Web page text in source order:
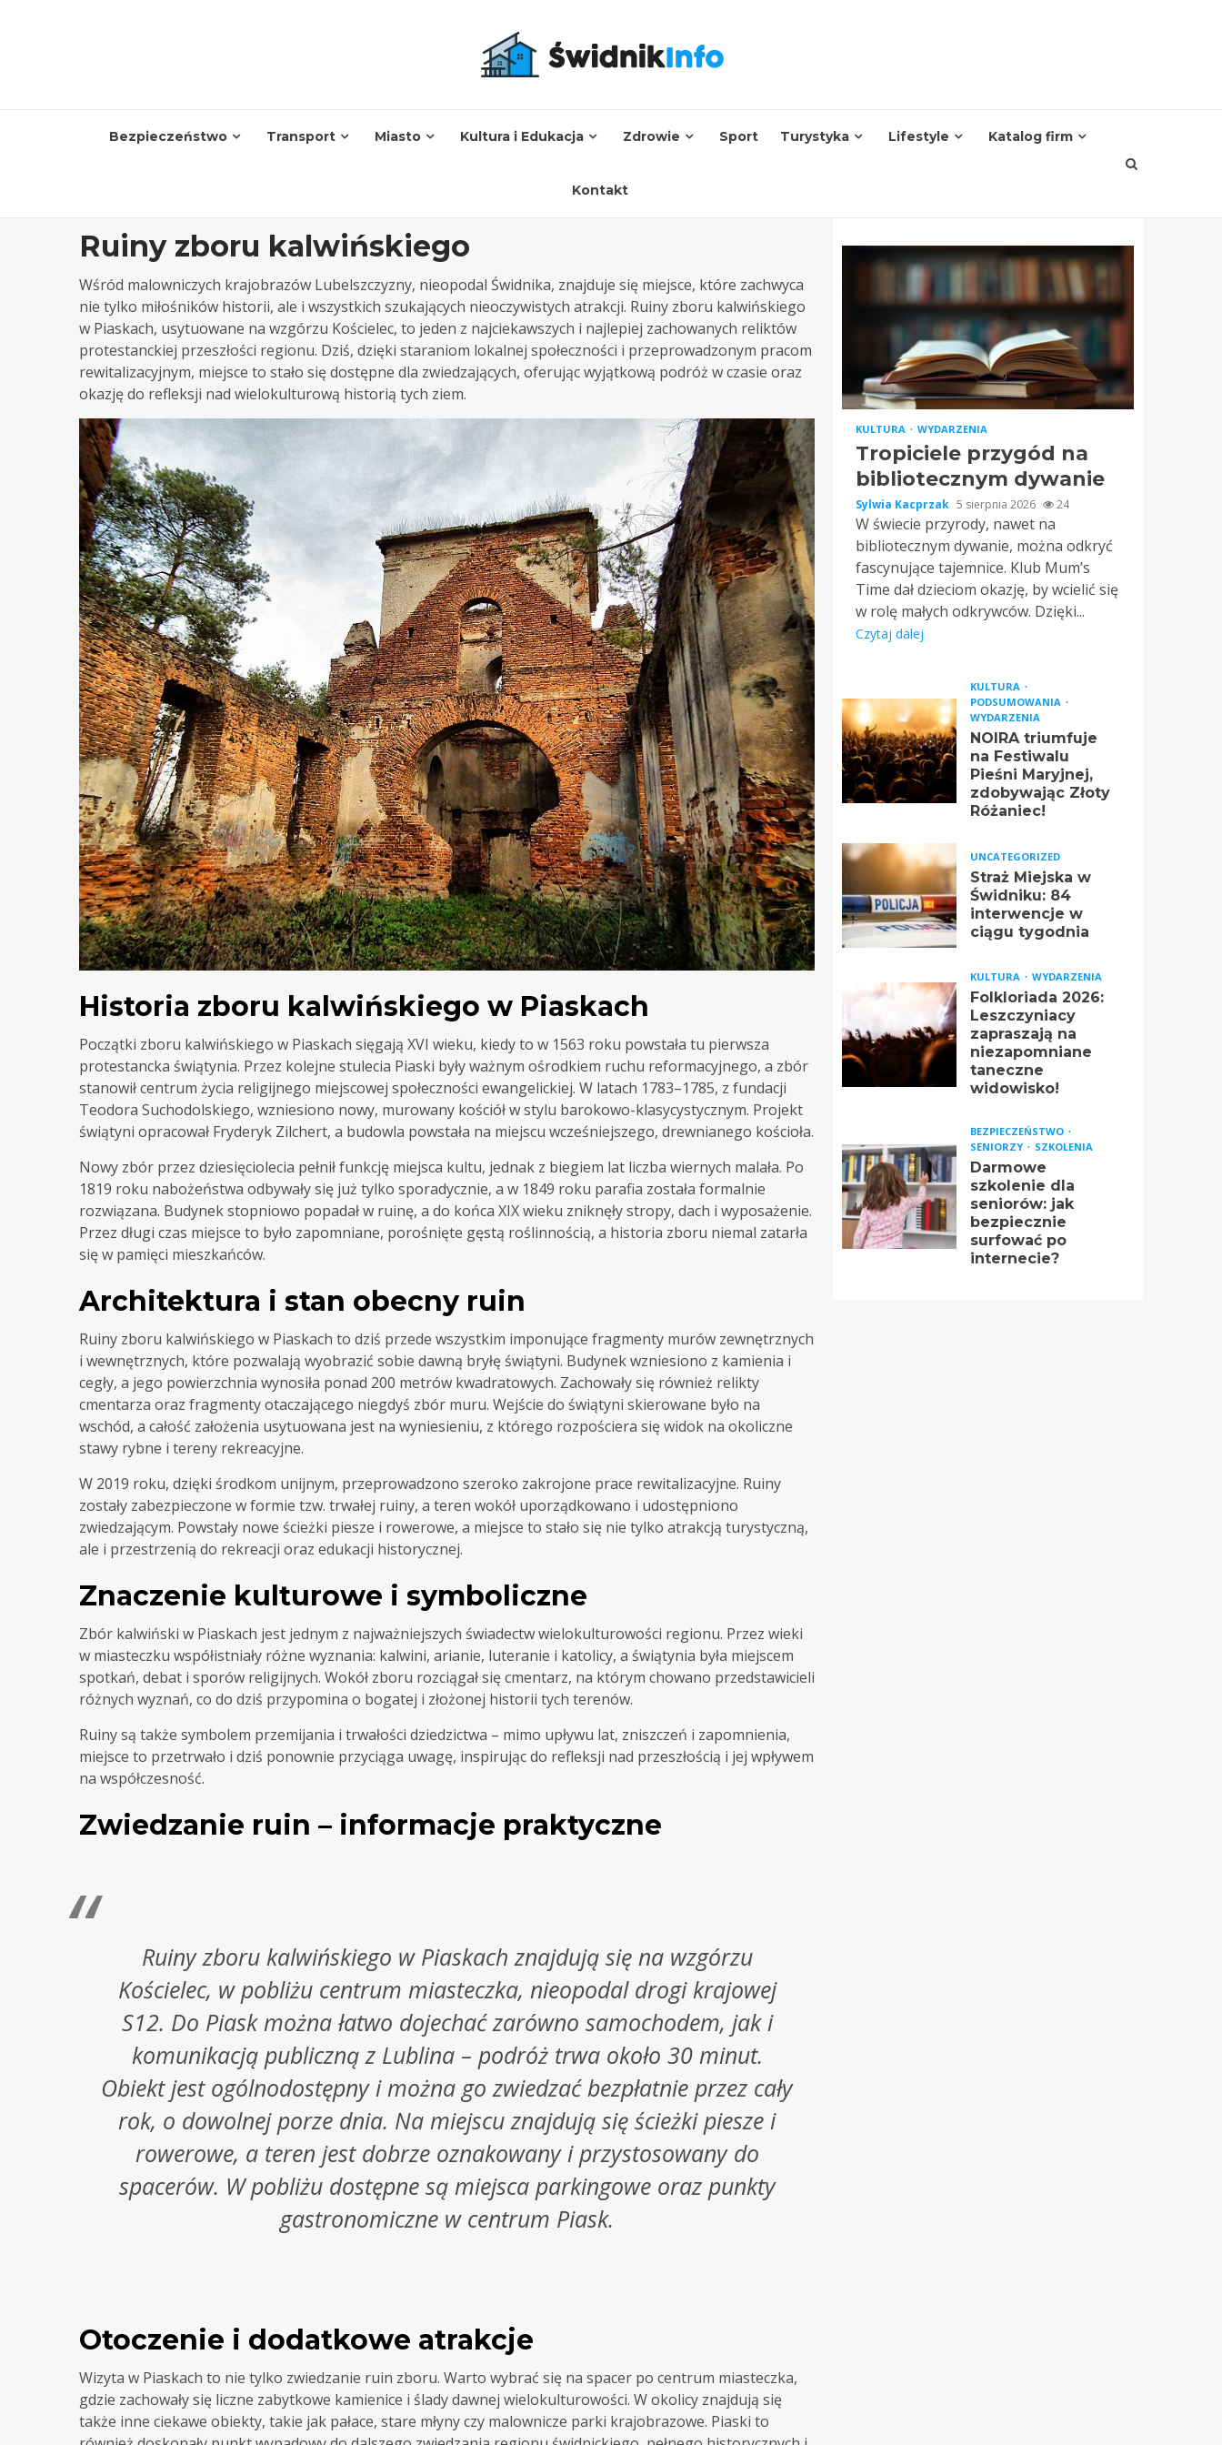
Bezpieczeństwo Transport Miasto Kultura i Edukacja Zdrowie Sport Turystyka Lifestyle Katalog firm
Kontakt
Ruiny zboru kalwińskiego
Wśród malowniczych krajobrazów Lubelszczyzny, nieopodal Świdnika, znajduje się miejsce, które zachwyca
nie tylko miłośników historii, ale i wszystkich szukających nieoczywistych atrakcji. Ruiny zboru kalwińskiego
w Piaskach, usytuowane na wzgórzu Kościelec, to jeden z najciekawszych i najlepiej zachowanych reliktów
protestanckiej przeszłości regionu. Dziś, dzięki staraniom lokalnej społeczności i przeprowadzonym pracom
rewitalizacyjnym, miejsce to stało się dostępne dla zwiedzających, oferując wyjątkową podróż w czasie oraz
okazję do refleksji nad wielokulturową historią tych ziem.
Historia zboru kalwińskiego w Piaskach
Początki zboru kalwińskiego w Piaskach sięgają XVI wieku, kiedy to w 1563 roku powstała tu pierwsza
protestancka świątynia. Przez kolejne stulecia Piaski były ważnym ośrodkiem ruchu reformacyjnego, a zbór
stanowił centrum życia religijnego miejscowej społeczności ewangelickiej. W latach 1783–1785, z fundacji
Teodora Suchodolskiego, wzniesiono nowy, murowany kościół w stylu barokowo-klasycystycznym. Projekt
świątyni opracował Fryderyk Zilchert, a budowla powstała na miejscu wcześniejszego, drewnianego kościoła.
Nowy zbór przez dziesięciolecia pełnił funkcję miejsca kultu, jednak z biegiem lat liczba wiernych malała. Po
1819 roku nabożeństwa odbywały się już tylko sporadycznie, a w 1849 roku parafia została formalnie
rozwiązana. Budynek stopniowo popadał w ruinę, a do końca XIX wieku zniknęły stropy, dach i wyposażenie.
Przez długi czas miejsce to było zapomniane, porośnięte gęstą roślinnością, a historia zboru niemal zatarła
się w pamięci mieszkańców.
Architektura i stan obecny ruin
Ruiny zboru kalwińskiego w Piaskach to dziś przede wszystkim imponujące fragmenty murów zewnętrznych
i wewnętrznych, które pozwalają wyobrazić sobie dawną bryłę świątyni. Budynek wzniesiono z kamienia i
cegły, a jego powierzchnia wynosiła ponad 200 metrów kwadratowych. Zachowały się również relikty
cmentarza oraz fragmenty otaczającego niegdyś zbór muru. Wejście do świątyni skierowane było na
wschód, a całość założenia usytuowana jest na wyniesieniu, z którego rozpościera się widok na okoliczne
stawy rybne i tereny rekreacyjne.
W 2019 roku, dzięki środkom unijnym, przeprowadzono szeroko zakrojone prace rewitalizacyjne. Ruiny
zostały zabezpieczone w formie tzw. trwałej ruiny, a teren wokół uporządkowano i udostępniono
zwiedzającym. Powstały nowe ścieżki piesze i rowerowe, a miejsce to stało się nie tylko atrakcją turystyczną,
ale i przestrzenią do rekreacji oraz edukacji historycznej.
Znaczenie kulturowe i symboliczne
Zbór kalwiński w Piaskach jest jednym z najważniejszych świadectw wielokulturowości regionu. Przez wieki
w miasteczku współistniały różne wyznania: kalwini, arianie, luteranie i katolicy, a świątynia była miejscem
spotkań, debat i sporów religijnych. Wokół zboru rozciągał się cmentarz, na którym chowano przedstawicieli
różnych wyznań, co do dziś przypomina o bogatej i złożonej historii tych terenów.
Ruiny są także symbolem przemijania i trwałości dziedzictwa – mimo upływu lat, zniszczeń i zapomnienia,
miejsce to przetrwało i dziś ponownie przyciąga uwagę, inspirując do refleksji nad przeszłością i jej wpływem
na współczesność.
Zwiedzanie ruin – informacje praktyczne
Ruiny zboru kalwińskiego w Piaskach znajdują się na wzgórzu
Kościelec, w pobliżu centrum miasteczka, nieopodal drogi krajowej
S12. Do Piask można łatwo dojechać zarówno samochodem, jak i
komunikacją publiczną z Lublina – podróż trwa około 30 minut.
Obiekt jest ogólnodostępny i można go zwiedzać bezpłatnie przez cały
rok, o dowolnej porze dnia. Na miejscu znajdują się ścieżki piesze i
rowerowe, a teren jest dobrze oznakowany i przystosowany do
spacerów. W pobliżu dostępne są miejsca parkingowe oraz punkty
gastronomiczne w centrum Piask.
Otoczenie i dodatkowe atrakcje
Wizyta w Piaskach to nie tylko zwiedzanie ruin zboru. Warto wybrać się na spacer po centrum miasteczka,
gdzie zachowały się liczne zabytkowe kamienice i ślady dawnej wielokulturowości. W okolicy znajdują się
także inne ciekawe obiekty, takie jak pałace, stare młyny czy malownicze parki krajobrazowe. Piaski to
KULTURA WYDARZENIA
Tropiciele przygód na
bibliotecznym dywanie
Sylwia Kacprzak 5 sierpnia 2026 24
W świecie przyrody, nawet na
bibliotecznym dywanie, można odkryć
fascynujące tajemnice. Klub Mum’s
Time dał dzieciom okazję, by wcielić się
w rolę małych odkrywców. Dzięki...
Czytaj dalej
KULTURA
PODSUMOWANIA
WYDARZENIA
NOIRA triumfuje
na Festiwalu
Pieśni Maryjnej,
zdobywając Złoty
Różaniec!
UNCATEGORIZED
Straż Miejska w
Świdniku: 84
interwencje w
ciągu tygodnia
KULTURA WYDARZENIA
Folkloriada 2026:
Leszczyniacy
zapraszają na
niezapomniane
taneczne
widowisko!
BEZPIECZEŃSTWO
SENIORZY
SZKOLENIA
Darmowe
szkolenie dla
seniorów: jak
bezpiecznie
surfować po
internecie?